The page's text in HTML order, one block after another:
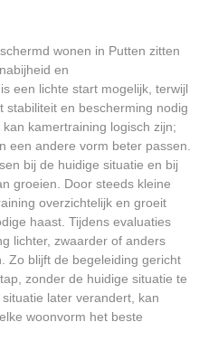
wonen in Putten zitten
en
een lichte start mogelijk, terwijl
stabiliteit en bescherming nodig
kamertraining logisch zijn;
een andere vorm beter passen.
bij de huidige situatie en bij
groeien. Door steeds kleine
overzichtelijk en groeit
haast. Tijdens evaluaties
lichter, zwaarder of anders
Zo blijft de begeleiding gericht
zonder de huidige situatie te
later verandert, kan
woonvorm het beste